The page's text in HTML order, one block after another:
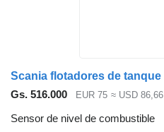
Gs. 516.000 EUR 75 ≈ USD 86,66
Sensor de nivel de combustible